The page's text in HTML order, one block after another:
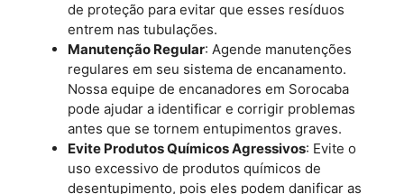
de proteção para evitar que esses resíduos
entrem nas tubulações.
Manutenção Regular: Agende manutenções
regulares em seu sistema de encanamento.
Nossa equipe de encanadores em Sorocaba
pode ajudar a identificar e corrigir problemas
antes que se tornem entupimentos graves.
Evite Produtos Químicos Agressivos: Evite o
uso excessivo de produtos químicos de
desentupimento, pois eles podem danificar as